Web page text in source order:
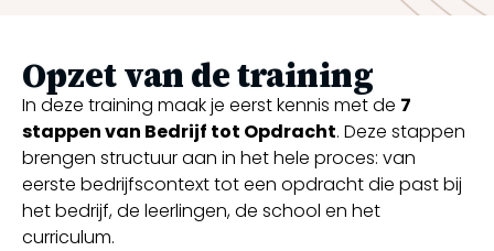
Opzet van de training
In deze training maak je eerst kennis met de 7
stappen van Bedrijf tot Opdracht. Deze stappen
brengen structuur aan in het hele proces: van
eerste bedrijfscontext tot een opdracht die past bij
het bedrijf, de leerlingen, de school en het
curriculum.